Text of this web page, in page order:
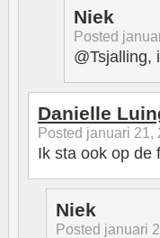
Niek
Posted
@Tsjalling,
Danielle
Posted januari 21,
Ik sta ook op de
Niek
Posted januari